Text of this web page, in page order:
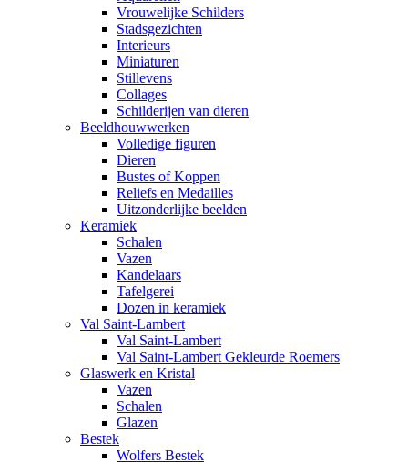
Vrouwelijke Schilders
Stadsgezichten
Interieurs
Miniaturen
Stillevens
Collages
Schilderijen van dieren
Beeldhouwwerken
Volledige figuren
Dieren
Bustes of Koppen
Reliefs en Medailles
Uitzonderlijke beelden
Keramiek
Schalen
Vazen
Kandelaars
Tafelgerei
Dozen in keramiek
Val Saint-Lambert
Val Saint-Lambert
Val Saint-Lambert Gekleurde Roemers
Glaswerk en Kristal
Vazen
Schalen
Glazen
Bestek
Wolfers Bestek